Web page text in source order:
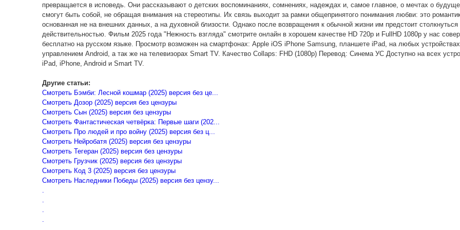
превращается в исповедь. Они рассказывают о детских воспоминаниях, сомнениях, надеждах и, самое главное, о мечтах о
смогут быть собой, не обращая внимания на стереотипы. Их связь выходит за рамки общепринятого понимания любви: это
основанная не на внешних данных, а на духовной близости. Однако после возвращения к обычной жизни им предстоит столкнуться
действительностью. Фильм 2025 года "Нежность взгляда" смотрите онлайн в хорошем качестве HD 720p и FullHD 1080p у нас
бесплатно на русском языке. Просмотр возможен на смартфонах: Apple iOS iPhone Samsung, планшете iPad, на любых
управлением Android, а так же на телевизорах Smart TV. Качество Collaps: FHD (1080p) Перевод: Синема УС Доступно на всех
iPad, iPhone, Android и Smart TV.
Другие статьи:
Смотреть Бэмби: Лесной кошмар (2025) версия без це...
Смотреть Дозор (2025) версия без цензуры
Смотреть Сын (2025) версия без цензуры
Смотреть Фантастическая четвёрка: Первые шаги (202...
Смотреть Про людей и про войну (2025) версия без ц...
Смотреть Нейробатя (2025) версия без цензуры
Смотреть Тегеран (2025) версия без цензуры
Смотреть Грузчик (2025) версия без цензуры
Смотреть Код 3 (2025) версия без цензуры
Смотреть Наследники Победы (2025) версия без цензу...
.
.
.
.